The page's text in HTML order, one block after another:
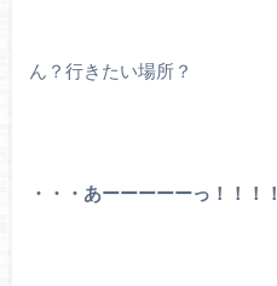
ん？行きたい場所？
・・・あーーーーーっ！！！！